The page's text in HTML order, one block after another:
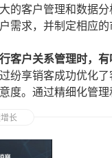
的客户管理和数据
需求，并制定相应
客户关系管理时，有
纷享销客成功优化
度。通过精细化管
长